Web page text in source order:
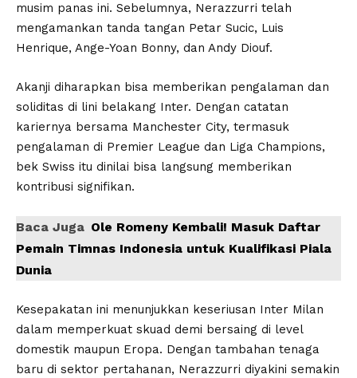
musim panas ini. Sebelumnya, Nerazzurri telah
mengamankan tanda tangan Petar Sucic, Luis
Henrique, Ange-Yoan Bonny, dan Andy Diouf.
Akanji diharapkan bisa memberikan pengalaman dan
soliditas di lini belakang Inter. Dengan catatan
kariernya bersama Manchester City, termasuk
pengalaman di Premier League dan Liga Champions,
bek Swiss itu dinilai bisa langsung memberikan
kontribusi signifikan.
Baca Juga Ole Romeny Kembali! Masuk Daftar
Pemain Timnas Indonesia untuk Kualifikasi Piala
Dunia
Kesepakatan ini menunjukkan keseriusan Inter Milan
dalam memperkuat skuad demi bersaing di level
domestik maupun Eropa. Dengan tambahan tenaga
baru di sektor pertahanan, Nerazzurri diyakini semakin